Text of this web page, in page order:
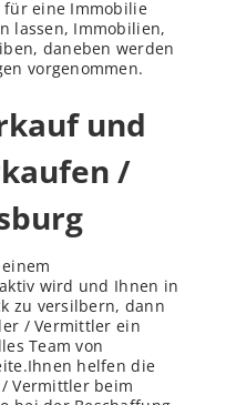
für eine Immobilie
lassen, Immobilien,
daneben werden
vorgenommen.
und
/
wird und Ihnen in
zu versilbern, dann
/ Vermittler ein
Team von
helfen die
Vermittler beim